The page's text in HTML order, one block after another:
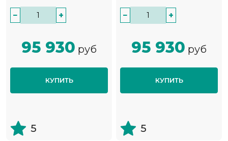
− +
95 930 руб
КУПИТЬ
5
− +
95 930 руб
КУПИТЬ
5